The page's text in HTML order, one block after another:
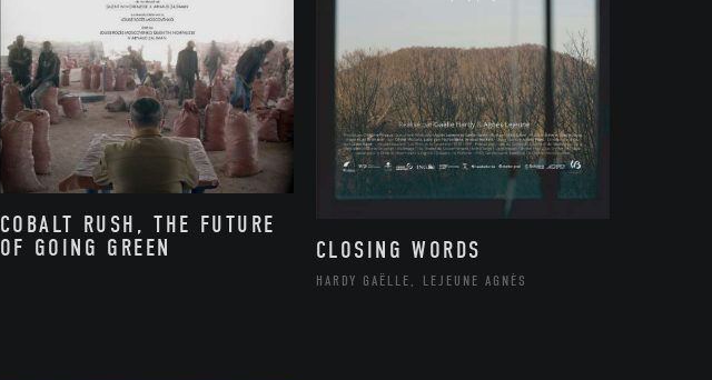
COBALT RUSH, THE FUTURE
OF GOING GREEN
CLOSING WORDS
HARDY GAËLLE, LEJEUNE AGNÈS